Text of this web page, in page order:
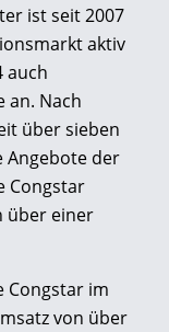
ist seit 2007
aktiv
auch
an. Nach
über sieben
Angebote der
Congstar
über einer
Congstar im
von über